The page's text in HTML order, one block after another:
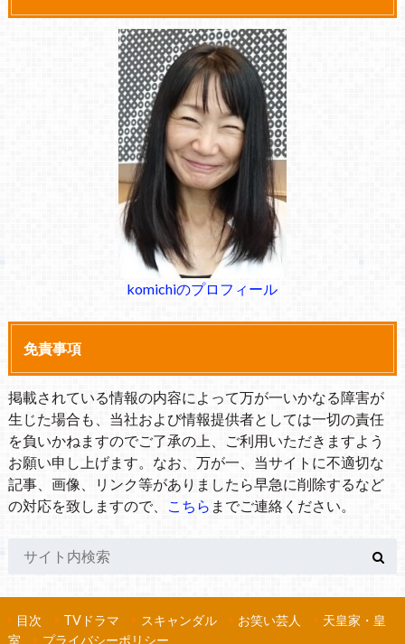
komichiのプロフィール
免責事項
掲載されている情報の内容によって万が一いかなる障害が
生じた場合も、当社および情報提供者としては一切の責任
を負いかねますのでご了承の上、ご利用いただきますよう
お願い申し上げます。なお、万が一、当サイトに不適切な
記事、画像、リンク等がありましたら早急に削除するなど
の対応を致しますので、
こちら までご連絡ください。
目次 TVドラマ スキャンダル お笑い芸人
天皇家・皇
室
プライバシーポリシー